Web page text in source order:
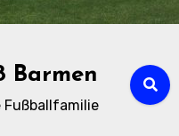
Barmen